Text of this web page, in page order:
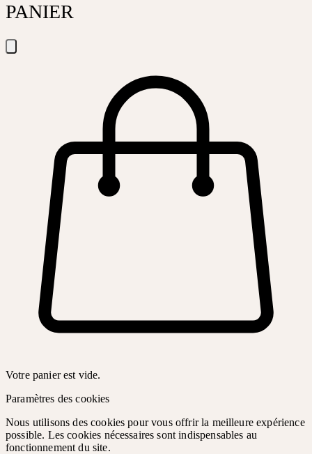
PANIER
Votre panier est vide.
Paramètres des cookies
Nous utilisons des cookies pour vous offrir la meilleure expérience
possible. Les cookies nécessaires sont indispensables au
fonctionnement du site.